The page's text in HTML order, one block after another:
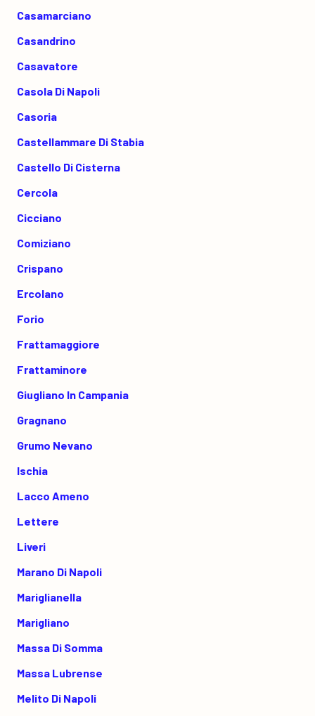
Casamarciano
Casandrino
Casavatore
Casola Di Napoli
Casoria
Castellammare Di Stabia
Castello Di Cisterna
Cercola
Cicciano
Comiziano
Crispano
Ercolano
Forio
Frattamaggiore
Frattaminore
Giugliano In Campania
Gragnano
Grumo Nevano
Ischia
Lacco Ameno
Lettere
Liveri
Marano Di Napoli
Mariglianella
Marigliano
Massa Di Somma
Massa Lubrense
Melito Di Napoli